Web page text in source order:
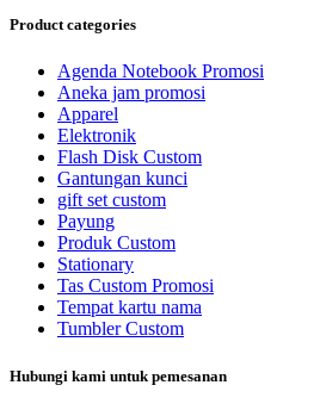
Product categories
Agenda Notebook Promosi
Aneka jam promosi
Apparel
Elektronik
Flash Disk Custom
Gantungan kunci
gift set custom
Payung
Produk Custom
Stationary
Tas Custom Promosi
Tempat kartu nama
Tumbler Custom
Hubungi kami untuk pemesanan